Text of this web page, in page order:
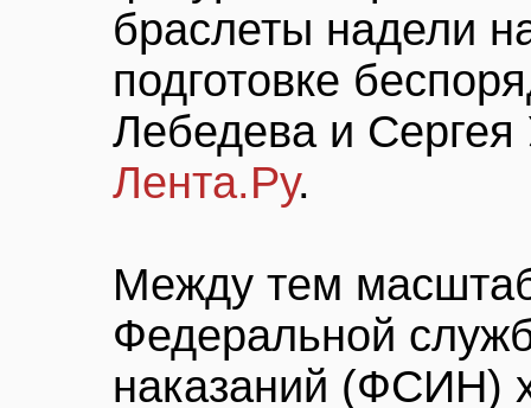
браслеты надели
подготовке
Лебедева и
Лента.Ру.
Между тем
Федеральной
наказаний (ФСИН)